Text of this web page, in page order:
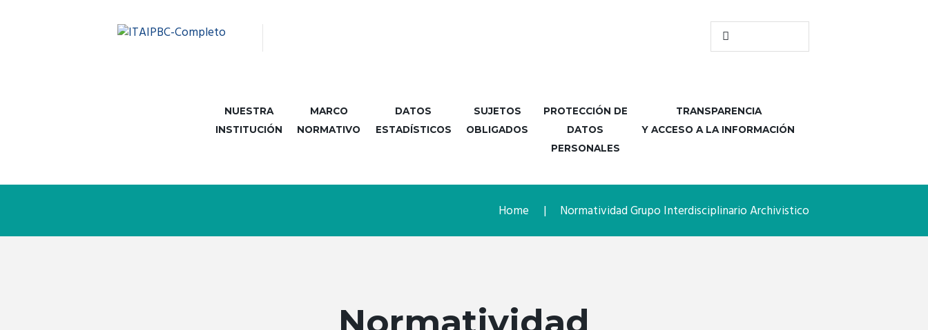
NUESTRA
INSTITUCIÓN
MARCO
NORMATIVO
DATOS
ESTADÍSTICOS
SUJETOS
OBLIGADOS
PROTECCIÓN DE
DATOS
PERSONALES
TRANSPARENCIA
Y ACCESO A LA INFORMACIÓN
Home Normatividad Grupo Interdisciplinario Archivistico